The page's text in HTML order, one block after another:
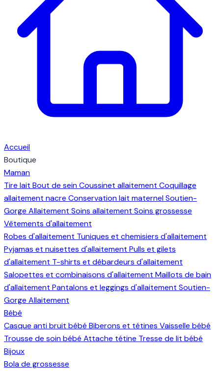
Accueil
Boutique
Maman
Tire lait Bout de seinCoussinet allaitement Coquillage
allaitement nacre Conservation lait maternelSoutien-
Gorge Allaitement Soins allaitement Soins grossesse
Vêtements d'allaitement
Robes d'allaitement Tuniques et chemisiers d'allaitement
Pyjamas et nuisettes d'allaitement Pulls et gilets
d'allaitement T-shirts et débardeurs d'allaitement
Salopettes et combinaisons d'allaitement Maillots de bain
d'allaitement Pantalons et leggings d'allaitement Soutien-
Gorge Allaitement
Bébé
Casque anti bruit bébé Biberons et tétines Vaisselle bébé
Trousse de soin bébé Attache tétine Tresse de lit bébé
Bijoux
Bola de grossesse